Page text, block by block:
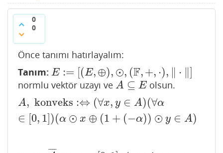
0
0
Önce tanımı hatırlayalım:
Tanım: E := [(E,⊕), ⊙, (F,+, ⋅), ∥ ⋅ ∥]
E:=[(E ⊕),⊙ (F,+, ⋅),‖⋅ ‖]
normlu vektör uzayı ve A ⊆ E
A⊆E olsun.
A, konveks :⇔ (∀x, y ∈ A)(∀α
∈ [0, 1])(α ⊙ x ⊕ (1 + (−α)) ⊙ y ∈ A)
A,konveks:⇔ ∀x,y ∈A)(∀α ∈ 0,1])(α⊙
¯¯
¯¯